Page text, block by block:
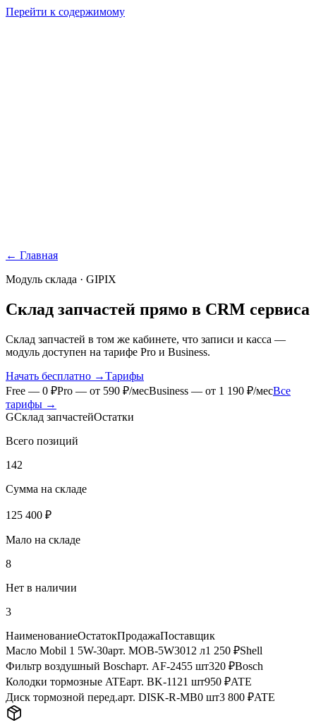
Перейти к содержимому
← Главная
Модуль склада · GIPIX
Склад запчастей прямо в CRM сервиса
Склад запчастей в том же кабинете, что записи и касса —
модуль доступен на тарифе Pro и Business.
Начать бесплатно →Тарифы
Free — 0 ₽Pro — от 590 ₽/месBusiness — от 1 190 ₽/месВсе
тарифы →
GСклад запчастейОстатки
Всего позиций
142
Сумма на складе
125 400 ₽
Мало на складе
8
Нет в наличии
3
НаименованиеОстатокПродажаПоставщик
Масло Mobil 1 5W-30арт. MOB-5W3012 л1 250 ₽Shell
Фильтр воздушный Boschарт. AF-2455 шт320 ₽Bosch
Колодки тормозные ATEарт. BK-1121 шт950 ₽ATE
Диск тормозной перед.арт. DISK-R-MB0 шт3 800 ₽ATE